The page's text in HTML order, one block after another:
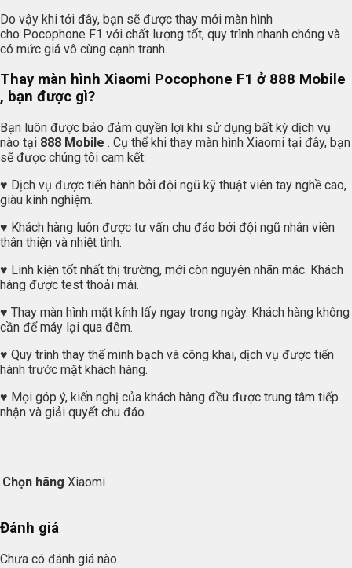
Do vậy khi tới đây, bạn sẽ được thay mới màn hình
cho Pocophone F1 với chất lượng tốt, quy trình nhanh chóng và
có mức giá vô cùng cạnh tranh.
Thay màn hình Xiaomi Pocophone F1 ở 888 Mobile
, bạn được gì?
Bạn luôn được bảo đảm quyền lợi khi sử dụng bất kỳ dịch vụ
nào tại 888 Mobile . Cụ thể khi thay màn hình Xiaomi tại đây, bạn
sẽ được chúng tôi cam kết:
♥ Dịch vụ được tiến hành bởi đội ngũ kỹ thuật viên tay nghề cao,
giàu kinh nghiệm.
♥ Khách hàng luôn được tư vấn chu đáo bởi đội ngũ nhân viên
thân thiện và nhiệt tình.
♥ Linh kiện tốt nhất thị trường, mới còn nguyên nhãn mác. Khách
hàng được test thoải mái.
♥ Thay màn hình mặt kính lấy ngay trong ngày. Khách hàng không
cần để máy lại qua đêm.
♥ Quy trình thay thế minh bạch và công khai, dịch vụ được tiến
hành trước mặt khách hàng.
♥ Mọi góp ý, kiến nghị của khách hàng đều được trung tâm tiếp
nhận và giải quyết chu đáo.
Chọn hãng Xiaomi
Đánh giá
Chưa có đánh giá nào.